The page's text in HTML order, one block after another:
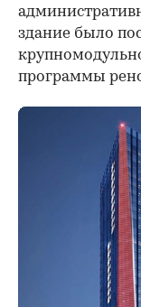
здание было
программы